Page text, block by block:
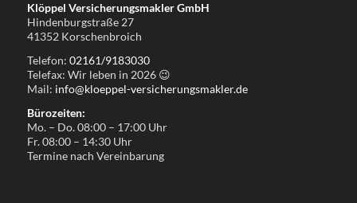
Klöppel Versicherungsmakler GmbH
Hindenburgstraße 27
41352 Korschenbroich
Telefon: 02161/9183030
Telefax: Wir leben in 2026 😉
Mail: info@kloeppel-versicherungsmakler.de
Bürozeiten:
Mo. – Do. 08:00 – 17:00 Uhr
Fr. 08:00 – 14:30 Uhr
Termine nach Vereinbarung